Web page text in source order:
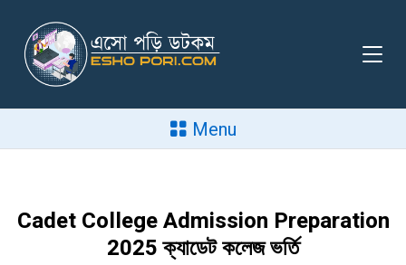
Menu
Cadet College Admission Preparation
2025 ক্যাডেট কলেজ ভর্তি